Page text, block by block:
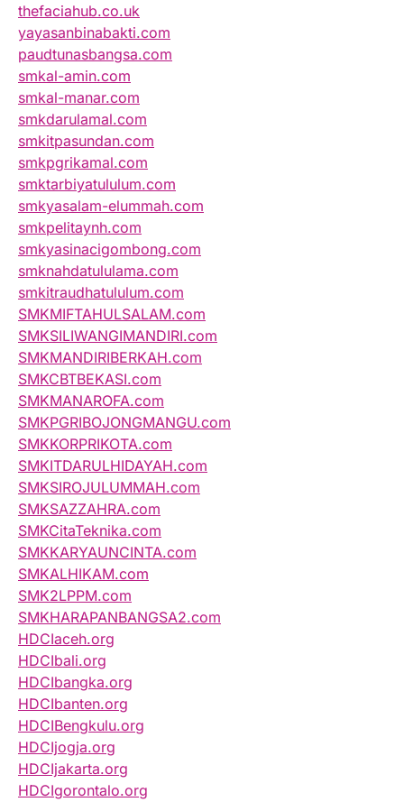
thefaciahub.co.uk
yayasanbinabakti.com
paudtunasbangsa.com
smkal-amin.com
smkal-manar.com
smkdarulamal.com
smkitpasundan.com
smkpgrikamal.com
smktarbiyatululum.com
smkyasalam-elummah.com
smkpelitaynh.com
smkyasinacigombong.com
smknahdatululama.com
smkitraudhatululum.com
SMKMIFTAHULSALAM.com
SMKSILIWANGIMANDIRI.com
SMKMANDIRIBERKAH.com
SMKCBTBEKASI.com
SMKMANAROFA.com
SMKPGRIBOJONGMANGU.com
SMKKORPRIKOTA.com
SMKITDARULHIDAYAH.com
SMKSIROJULUMMAH.com
SMKSAZZAHRA.com
SMKCitaTeknika.com
SMKKARYAUNCINTA.com
SMKALHIKAM.com
SMK2LPPM.com
SMKHARAPANBANGSA2.com
HDCIaceh.org
HDCIbali.org
HDCIbangka.org
HDCIbanten.org
HDCIBengkulu.org
HDCIjogja.org
HDCIjakarta.org
HDCIgorontalo.org